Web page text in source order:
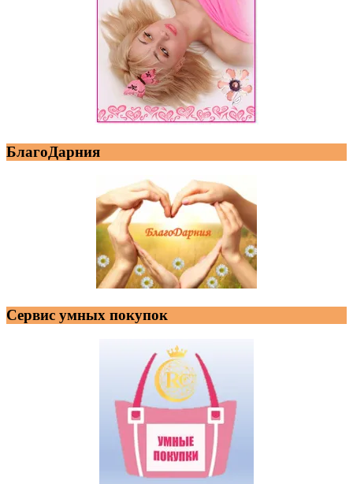
БлагоДарния
Сервис умных покупок